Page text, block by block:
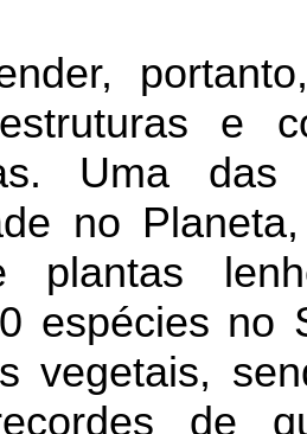
e
Uma
no
plantas
espécies
vegetais,
de